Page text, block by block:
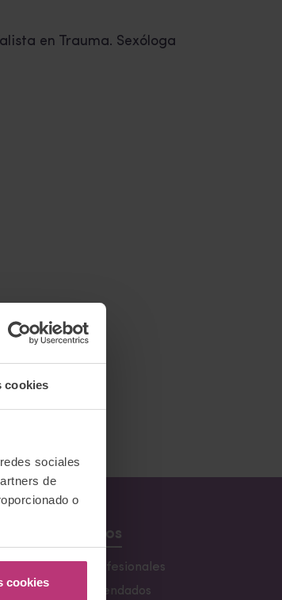
cookies
sociales
de
o
cookies
en Trauma. Sexóloga
Recursos
Buscador de profesionales
Libros recomendados